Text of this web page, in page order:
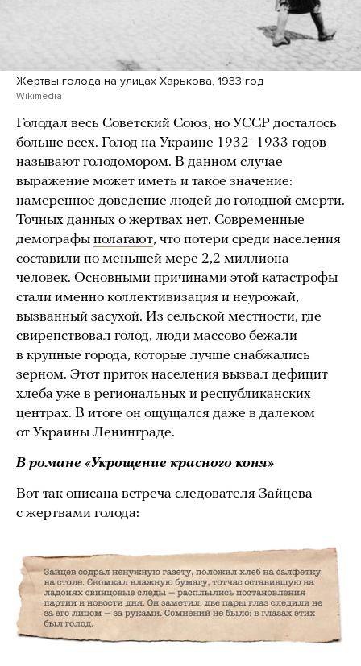
Жертвы голода на улицах Харькова, 1933 год
Wikimedia
Голодал весь Советский Союз, но УССР досталось
больше всех. Голод на Украине 1932–1933 годов
называют голодомором. В данном случае
выражение может иметь и такое значение:
намеренное доведение людей до голодной смерти.
Точных данных о жертвах нет. Современные
демографы полагают, что потери среди населения
составили по меньшей мере 2,2 миллиона
человек. Основными причинами этой катастрофы
стали именно коллективизация и неурожай,
вызванный засухой. Из сельской местности, где
свирепствовал голод, люди массово бежали
в крупные города, которые лучше снабжались
зерном. Этот приток населения вызвал дефицит
хлеба уже в региональных и республиканских
центрах. В итоге он ощущался даже в далеком
от Украины Ленинграде.
В романе «Укрощение красного коня»
Вот так описана встреча следователя Зайцева
с жертвами голода: